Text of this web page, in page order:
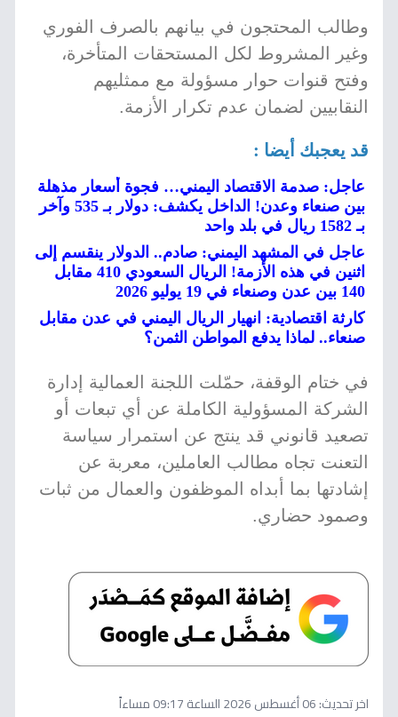
وطالب المحتجون في بيانهم بالصرف الفوري
وغير المشروط لكل المستحقات المتأخرة،
وفتح قنوات حوار مسؤولة مع ممثليهم
النقابيين لضمان عدم تكرار الأزمة.
قد يعجبك أيضا :
عاجل: صدمة الاقتصاد اليمني… فجوة أسعار مذهلة
بين صنعاء وعدن! الداخل يكشف: دولار بـ 535 وآخر
بـ 1582 ريال في بلد واحد
عاجل في المشهد اليمني: صادم.. الدولار ينقسم إلى
اثنين في هذه الأزمة! الريال السعودي 410 مقابل
140 بين عدن وصنعاء في 19 يوليو 2026
كارثة اقتصادية: انهيار الريال اليمني في عدن مقابل
صنعاء.. لماذا يدفع المواطن الثمن؟
في ختام الوقفة، حمّلت اللجنة العمالية إدارة
الشركة المسؤولية الكاملة عن أي تبعات أو
تصعيد قانوني قد ينتج عن استمرار سياسة
التعنت تجاه مطالب العاملين، معربة عن
إشادتها بما أبداه الموظفون والعمال من ثبات
وصمود حضاري.
اخر تحديث:06 أغسطس 2026 الساعة 09:17 مساءاً